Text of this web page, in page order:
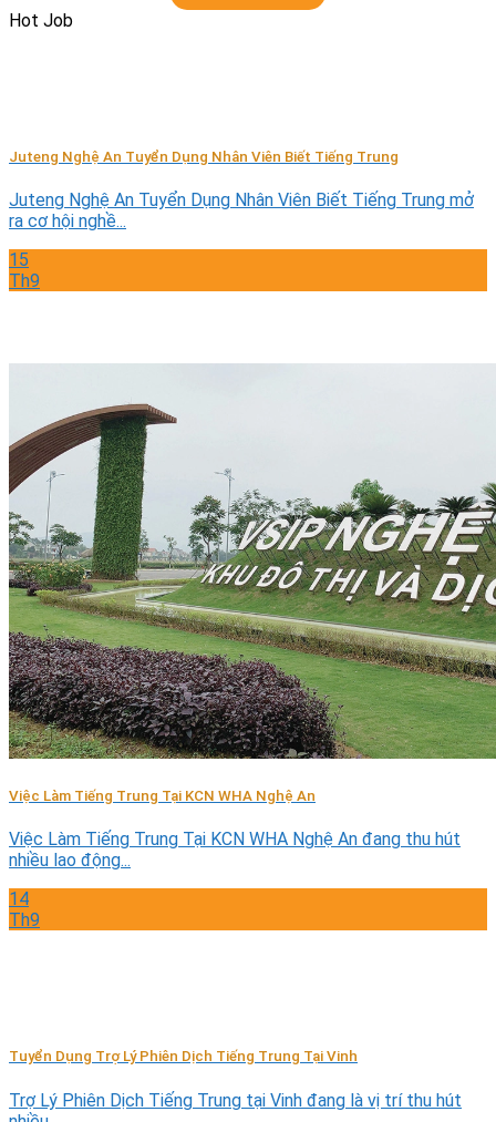
Hot Job
Juteng Nghệ An Tuyển Dụng Nhân Viên Biết Tiếng Trung
Juteng Nghệ An Tuyển Dụng Nhân Viên Biết Tiếng Trung mở
ra cơ hội nghề...
15
Th9
Việc Làm Tiếng Trung Tại KCN WHA Nghệ An
Việc Làm Tiếng Trung Tại KCN WHA Nghệ An đang thu hút
nhiều lao động...
14
Th9
Tuyển Dụng Trợ Lý Phiên Dịch Tiếng Trung Tại Vinh
Trợ Lý Phiên Dịch Tiếng Trung tại Vinh đang là vị trí thu hút